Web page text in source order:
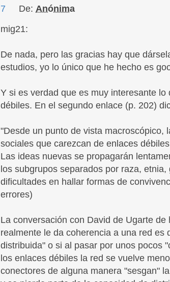
7 De: Anónima
mig21:
De nada, pero las gracias hay que
estudios, yo lo único que he hecho es
Y si es verdad que es muy interesante
débiles. En el segundo enlace (p. 202)
"Desde un punto de vista macroscópico,
sociales que carezcan de enlaces
Las ideas nuevas se propagarán
los subgrupos separados por raza,
dificultades en hallar formas de
errores)
La conversación con David de Ugarte
realmente le da coherencia a una red
distribuida" o si al pasar por unos pocos
los enlaces débiles la red se vuelve
conectores de alguna manera "sesgan"